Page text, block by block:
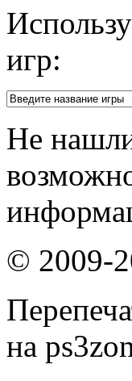
игр:
Не
© 2009-
на